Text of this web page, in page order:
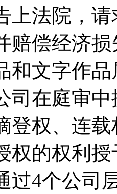
上法院，
赔偿经济
文字作品
在庭审中
登权、连
权的权利
过4个公司